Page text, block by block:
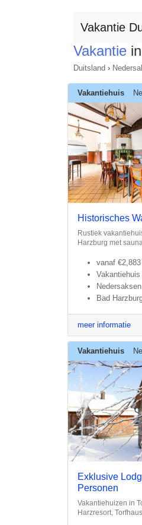
Vakantie
Vakantie
Duitsland ›
Vakantiehuis
Historisches
Rustiek
Harzburg met
vanaf €2,883
Vakantiehuis
Nedersaksen
Bad
meer informatie
Vakantiehuis
Exklusive
Personen
Vakantiehuizen in
Harzresort, Torfhaus